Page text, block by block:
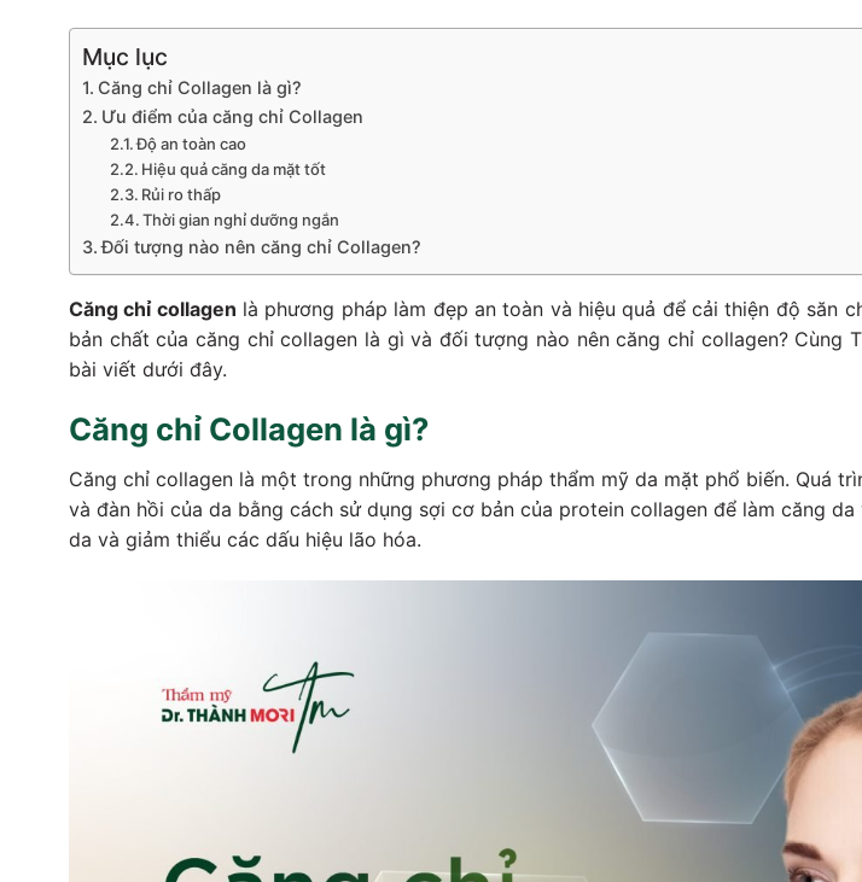
Mục lục
Căng chỉ Collagen là gì?
Ưu điểm của căng chỉ Collagen
Độ an toàn cao
Hiệu quả căng da mặt tốt
Rủi ro thấp
Thời gian nghỉ dưỡng ngắn
Đối tượng nào nên căng chỉ Collagen?
Căng chỉ collagen là phương pháp làm đẹp an toàn và hiệu quả để cải thiện độ săn
bản chất của căng chỉ collagen là gì và đối tượng nào nên căng chỉ collagen? Cùng
bài viết dưới đây.
Căng chỉ Collagen là gì?
Căng chỉ collagen là một trong những phương pháp thẩm mỹ da mặt phổ biến. Quá
và đàn hồi của da bằng cách sử dụng sợi cơ bản của protein collagen để làm căng
da và giảm thiểu các dấu hiệu lão hóa.